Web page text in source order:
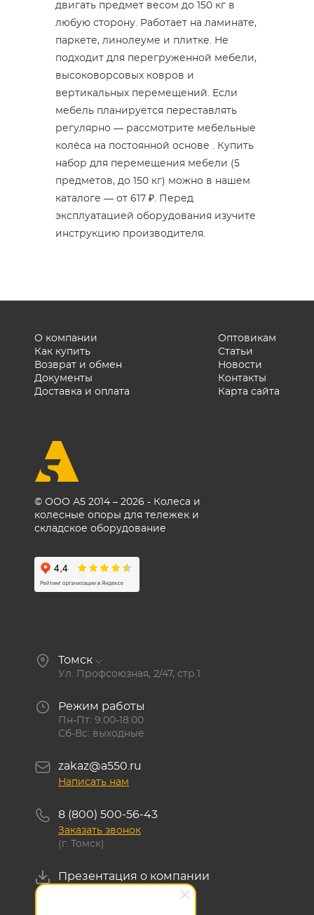
двигать предмет весом до 150 кг в
любую сторону. Работает на ламинате,
паркете, линолеуме и плитке. Не
подходит для перегруженной мебели,
высоковорсовых ковров и
вертикальных перемещений. Если
мебель планируется переставлять
регулярно — рассмотрите мебельные
колёса на постоянной основе . Купить
набор для перемещения мебели (5
предметов, до 150 кг) можно в нашем
каталоге — от 617 ₽. Перед
эксплуатацией оборудования изучите
инструкцию производителя.
© ООО А5 2014 – 2026 - Колеса и
колесные опоры для тележек и
складское оборудование
О компании
Как купить
Возврат и обмен
Документы
Доставка и оплата
Оптовикам
Статьи
Новости
Контакты
Карта сайта
Томск
Ул. Профсоюзная, 2/47, стр.1
Режим работы
Пн-Пт: 9:00-18:00
Сб-Вс: выходные
zakaz@a550.ru
Написать нам
8 (800) 500-56-43
Заказать звонок
(г. Томск)
Презентация о компании